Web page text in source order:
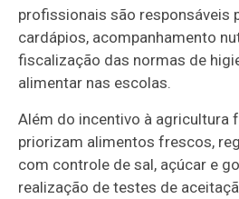
profissionais são responsáveis
cardápios, acompanhamento
fiscalização das normas de
alimentar nas escolas.
Além do incentivo à agricultura
priorizam alimentos frescos,
com controle de sal, açúcar e
realização de testes de